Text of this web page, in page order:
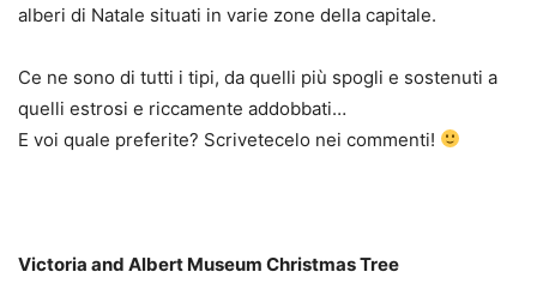
alberi di Natale situati in varie zone della capitale.
Ce ne sono di tutti i tipi, da quelli più spogli e sostenuti a
quelli estrosi e riccamente addobbati…
E voi quale preferite? Scrivetecelo nei commenti!
Victoria and Albert Museum Christmas Tree